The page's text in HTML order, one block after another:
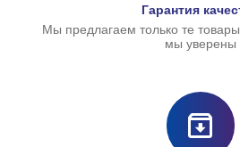
Гарантия
Мы предлагаем только те
мы уверены